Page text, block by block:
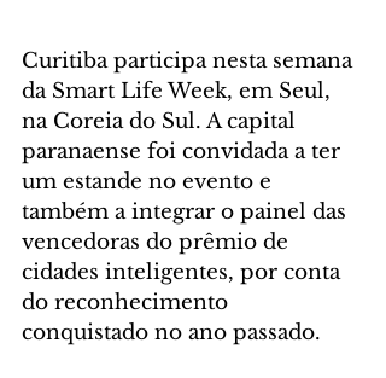
Curitiba participa nesta semana
da Smart Life Week, em Seul,
na Coreia do Sul. A capital
paranaense foi convidada a ter
um estande no evento e
também a integrar o painel das
vencedoras do prêmio de
cidades inteligentes, por conta
do reconhecimento
conquistado no ano passado.